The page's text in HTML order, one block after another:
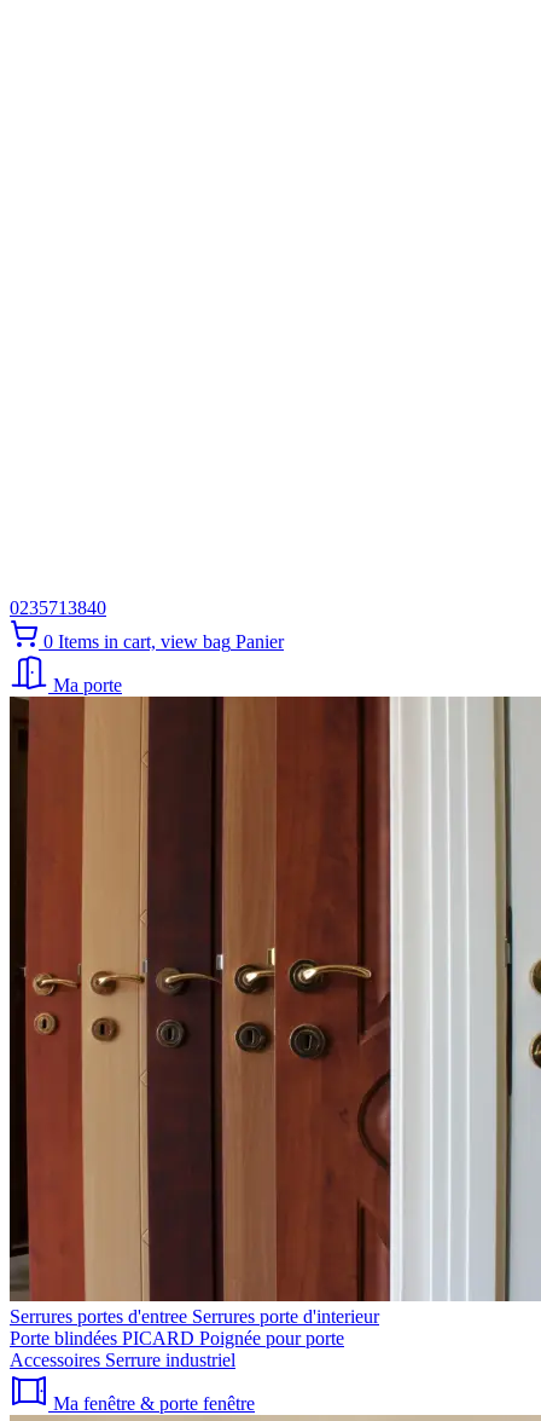
0235713840
0 Items in cart, view bag Panier
Ma porte
Serrures portes d'entree Serrures porte d'interieur
Porte blindées PICARD Poignée pour porte
Accessoires Serrure industriel
Ma fenêtre & porte fenêtre